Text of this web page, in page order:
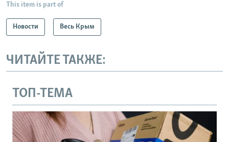
This item is part of
Новости Весь Крым
ЧИТАЙТЕ ТАКЖЕ:
ТОП-ТЕМА